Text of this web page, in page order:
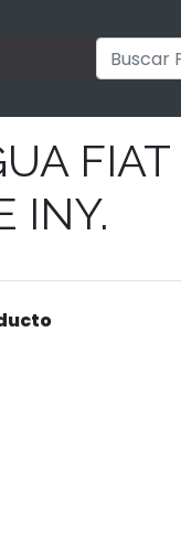
INY.